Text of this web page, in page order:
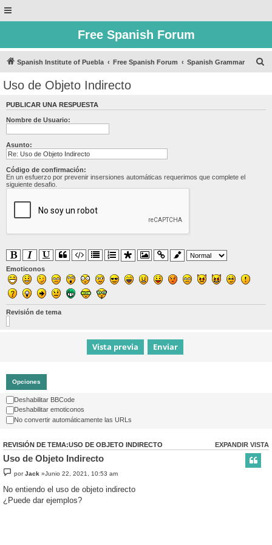
Free Spanish Forum
Spanish Institute of Puebla Free Spanish Forum Spanish Grammar
Uso de Objeto Indirecto
PUBLICAR UNA RESPUESTA
Nombre de Usuario:
Asunto:
Código de confirmación:
En un esfuerzo por prevenir insersiones automáticas requerimos que complete el
siguiente desafio.
Emoticonos
Revisión de tema
Opciones
Deshabilitar BBCode
Deshabilitar emoticonos
No convertir automáticamente las URLs
EXPANDIR VISTA
REVISIÓN DE TEMA:USO DE OBJETO INDIRECTO
Uso de Objeto Indirecto
porJack »Junio 22, 2021, 10:53 am
No entiendo el uso de objeto indirecto
¿Puede dar ejemplos?